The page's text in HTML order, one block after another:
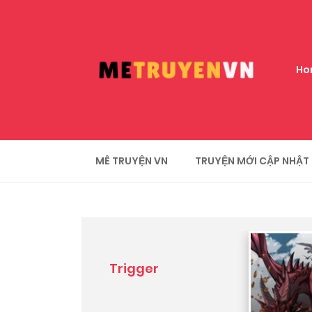
MÊ TRUYỆN VN TRUYỆN MỚI CẬP NHẬT
Trigger